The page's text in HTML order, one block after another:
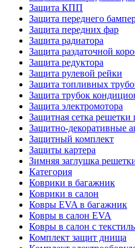
Защита КПП
Защита переднего
Защита передних фар
Защита радиатора
Защита раздаточной
Защита редуктора
Защита рулевой рейки
Защита топливных
Защита трубок
Защита электромотора
Защитная сетка решетки
Защитно-декоративные
Защитный комплект
Защиты картера
Зимняя заглушка
Категория
Коврики в багажник
Коврики в салон
Ковры EVA в багажник
Ковры в салон EVA
Ковры в салон с
Комплект защит днища